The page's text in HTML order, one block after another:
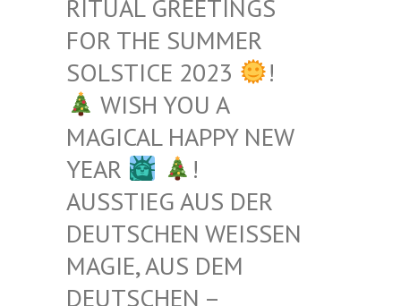
RITUAL GREETINGS
FOR THE SUMMER
SOLSTICE 2023
!
WISH YOU A
MAGICAL HAPPY NEW
YEAR
!
AUSSTIEG AUS DER
DEUTSCHEN WEISSEN M
AGIE, AUS DEM D
EUTSCHEN – K